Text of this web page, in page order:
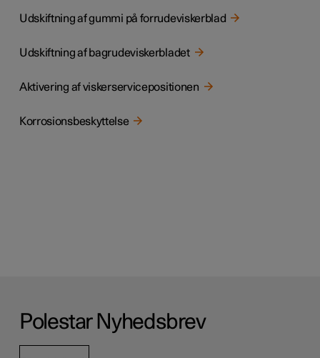
Udskiftning af gummi på forrudeviskerblad
Udskiftning af bagrudeviskerbladet
Aktivering af viskerservicepositionen
Korrosionsbeskyttelse
Polestar Nyhedsbrev